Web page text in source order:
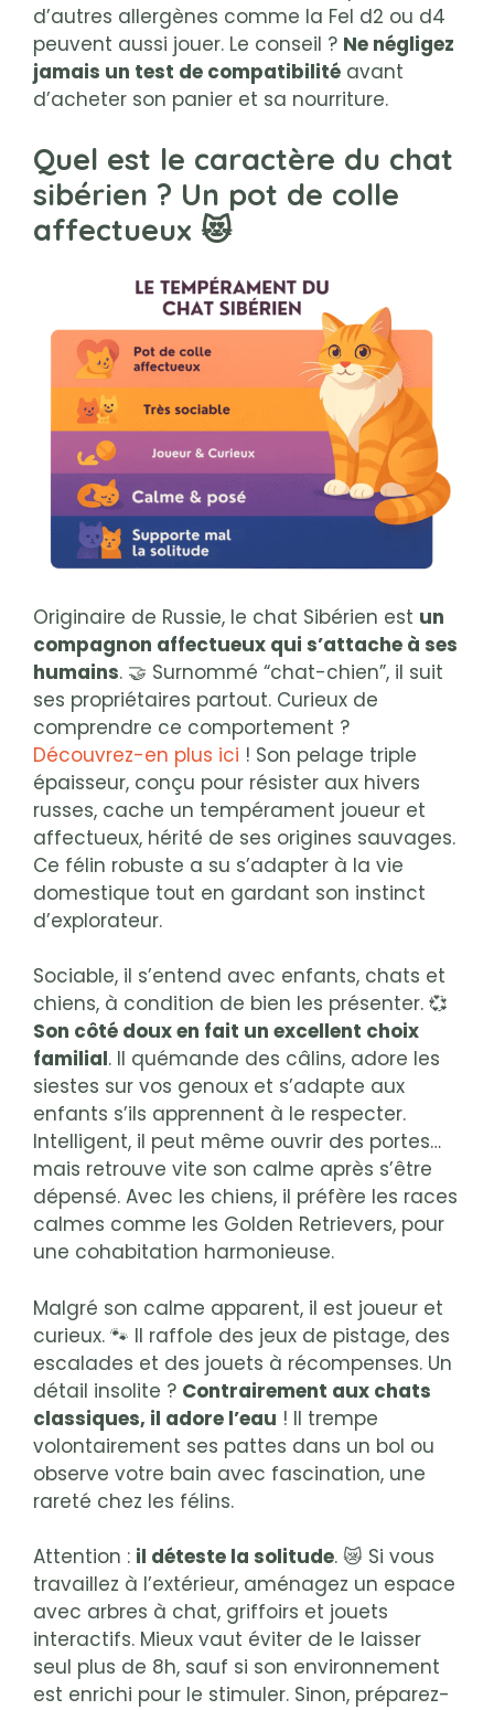
d’autres allergènes comme la Fel d2 ou d4
peuvent aussi jouer. Le conseil ? Ne négligez
jamais un test de compatibilité avant
d’acheter son panier et sa nourriture.
Quel est le caractère du chat
sibérien ? Un pot de colle
affectueux 😻
Originaire de Russie, le chat Sibérien est un
compagnon affectueux qui s’attache à ses
humains. 🤝 Surnommé “chat-chien”, il suit
ses propriétaires partout. Curieux de
comprendre ce comportement ?
Découvrez-en plus ici ! Son pelage triple
épaisseur, conçu pour résister aux hivers
russes, cache un tempérament joueur et
affectueux, hérité de ses origines sauvages.
Ce félin robuste a su s’adapter à la vie
domestique tout en gardant son instinct
d’explorateur.
Sociable, il s’entend avec enfants, chats et
chiens, à condition de bien les présenter. 💞
Son côté doux en fait un excellent choix
familial. Il quémande des câlins, adore les
siestes sur vos genoux et s’adapte aux
enfants s’ils apprennent à le respecter.
Intelligent, il peut même ouvrir des portes…
mais retrouve vite son calme après s’être
dépensé. Avec les chiens, il préfère les races
calmes comme les Golden Retrievers, pour
une cohabitation harmonieuse.
Malgré son calme apparent, il est joueur et
curieux. 🐾 Il raffole des jeux de pistage, des
escalades et des jouets à récompenses. Un
détail insolite ? Contrairement aux chats
classiques, il adore l’eau ! Il trempe
volontairement ses pattes dans un bol ou
observe votre bain avec fascination, une
rareté chez les félins.
Attention : il déteste la solitude. 😿 Si vous
travaillez à l’extérieur, aménagez un espace
avec arbres à chat, griffoirs et jouets
interactifs. Mieux vaut éviter de le laisser
seul plus de 8h, sauf si son environnement
est enrichi pour le stimuler. Sinon, préparez-